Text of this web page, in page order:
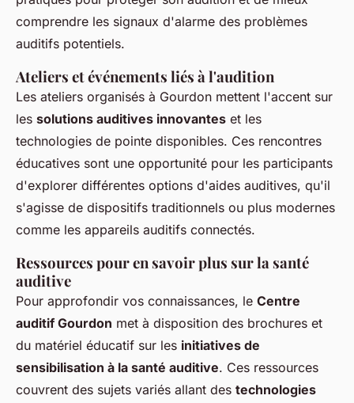
comprendre les signaux d'alarme des problèmes
auditifs potentiels.
Ateliers et événements liés à l'audition
Les ateliers organisés à Gourdon mettent l'accent sur
les solutions auditives innovantes et les
technologies de pointe disponibles. Ces rencontres
éducatives sont une opportunité pour les participants
d'explorer différentes options d'aides auditives, qu'il
s'agisse de dispositifs traditionnels ou plus modernes
comme les appareils auditifs connectés.
Ressources pour en savoir plus sur la santé
auditive
Pour approfondir vos connaissances, le Centre
auditif Gourdon met à disposition des brochures et
du matériel éducatif sur les initiatives de
sensibilisation à la santé auditive. Ces ressources
couvrent des sujets variés allant des technologies